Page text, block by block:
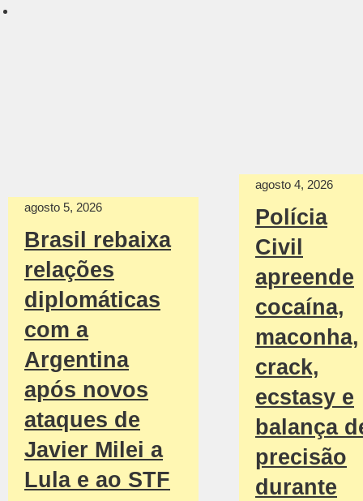
agosto 5, 2026
Brasil rebaixa
relações
diplomáticas
com a
Argentina
após novos
ataques de
Javier Milei a
Lula e ao STF
agosto 4, 2026
Polícia
Civil
apreende
cocaína,
maconha,
crack,
ecstasy e
balança
precisão
durante